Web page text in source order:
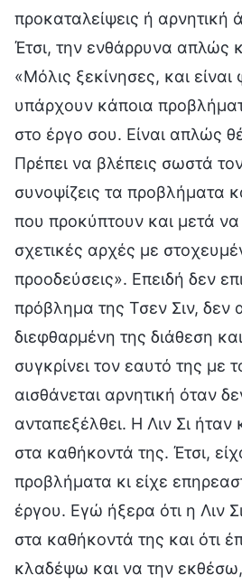
προκαταλείψεις ή αρνητική
Έτσι, την ενθάρρυνα απλώς
«Μόλις ξεκίνησες, και είναι
υπάρχουν κάποια
στο έργο σου. Είναι απλώς
Πρέπει να βλέπεις σωστά
συνοψίζεις τα προβλήματα
που προκύπτουν και μετά να
σχετικές αρχές με
προοδεύσεις». Επειδή δεν
πρόβλημα της Τσεν Σιν, δεν
διεφθαρμένη της διάθεση
συγκρίνει τον εαυτό της με
αισθάνεται αρνητική όταν
ανταπεξέλθει. Η Λιν Σι ήταν
στα καθήκοντά της. Έτσι,
προβλήματα κι είχε
έργου. Εγώ ήξερα ότι η Λιν
στα καθήκοντά της και ότι
κλαδέψω και να την